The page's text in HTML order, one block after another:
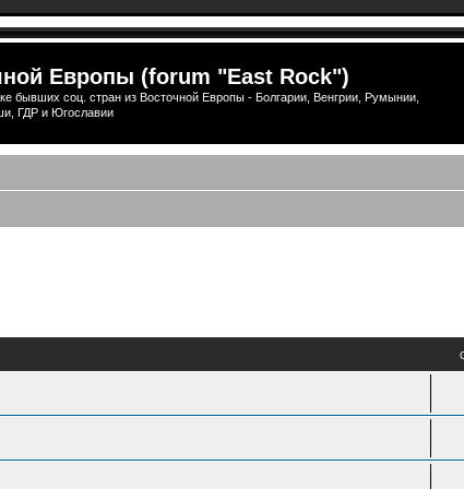
Европы (forum "East Rock")
бывших соц. стран из Восточной Европы - Болгарии, Венгрии, Румынии,
ГДР и Югославии